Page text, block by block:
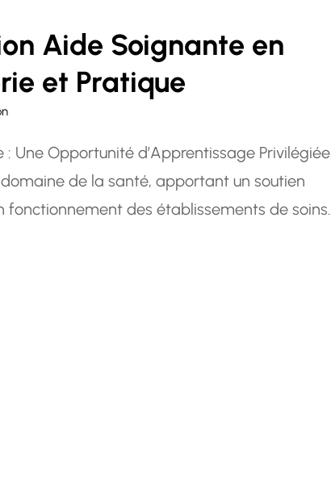
Aide Soignante en
et Pratique
Une Opportunité d’Apprentissage Privilégiée
de la santé, apportant un soutien
des établissements de soins.